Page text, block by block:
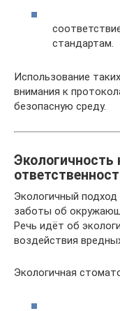
стандартам.
Использование
внимания к
безопасную среду.
Экологичность
Экологичный
заботы об
Речь идёт об
воздействия
Экологичная